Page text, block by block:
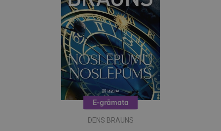
E-grāmata
DENS BRAUNS